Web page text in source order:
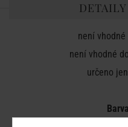
není
není vhodné
určeno